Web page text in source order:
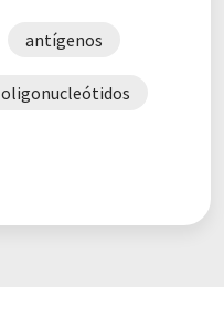
antígenos
oligonucleótidos